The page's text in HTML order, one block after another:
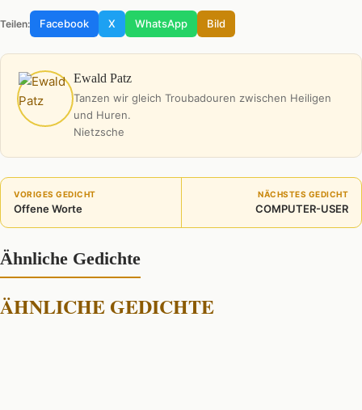
Teilen: Facebook X WhatsApp Bild
Ewald Patz
Tanzen wir gleich Troubadouren zwischen Heiligen
und Huren.
Nietzsche
VORIGES GEDICHT
Offene Worte
NÄCHSTES GEDICHT
COMPUTER-USER
Ähnliche Gedichte
ÄHNLICHE GEDICHTE